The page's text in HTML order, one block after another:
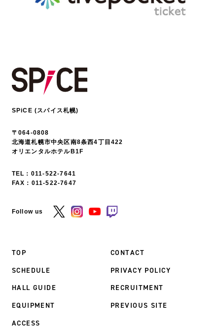
SPiCE (スパイス札幌)
〒064-0808
北海道札幌市中央区南8条西4丁目422
オリエンタルホテルB1F
TEL： 011-522-7641
FAX：011-522-7647
Follow us
TOP
SCHEDULE
HALL GUIDE
EQUIPMENT
ACCESS
CONTACT
PRIVACY POLICY
RECRUITMENT
PREVIOUS SITE